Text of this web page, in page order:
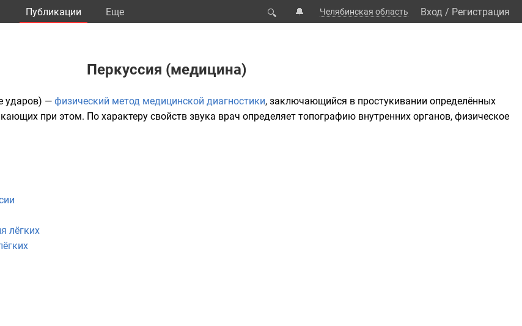
Публикации Eще 🔍 🔔 Челябинская область Вход / Регистрация
Перкуссия (медицина)
ударов) — физический метод медицинской диагностики, заключающийся в простукивании определённых
при этом. По характеру свойств звука врач определяет топографию внутренних органов, физическое
лёгких